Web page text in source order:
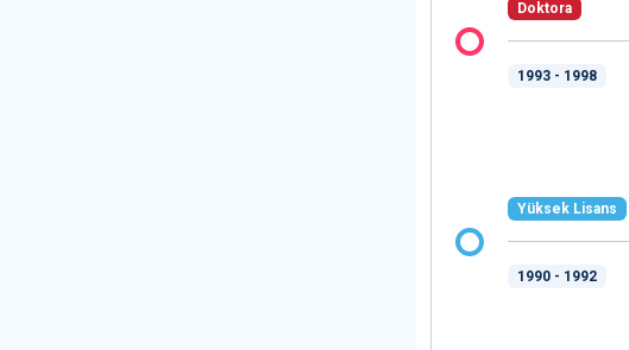
Doktora
1993 - 1998
Yüksek Lisans
1990 - 1992